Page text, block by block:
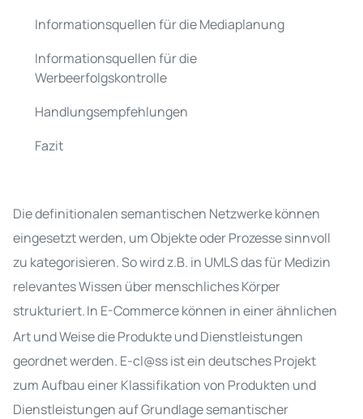
Informationsquellen für die Mediaplanung
Informationsquellen für die
Werbeerfolgskontrolle
Handlungsempfehlungen
Fazit
Die definitionalen semantischen Netzwerke können
eingesetzt werden, um Objekte oder Prozesse sinnvoll
zu kategorisieren. So wird z.B. in UMLS das für Medizin
relevantes Wissen über menschliches Körper
strukturiert.In E-Commerce können in einer ähnlichen
Art und Weise die Produkte und Dienstleistungen
geordnet werden. E-cl@ss ist ein deutsches Projekt
zum Aufbau einer Klassifikation von Produkten und
Dienstleistungen auf Grundlage semantischer